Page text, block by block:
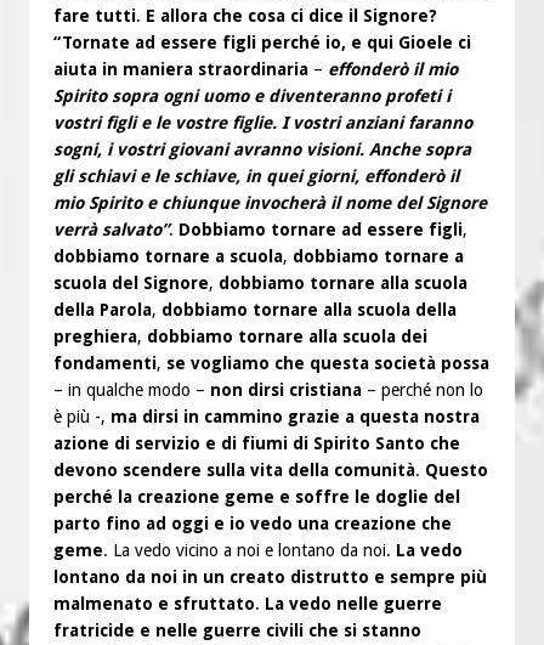
fare tutti. E allora che cosa ci dice il Signore?
“Tornate ad essere figli perché io, e qui Gioele ci
aiuta in maniera straordinaria – effonderò il mio
Spirito sopra ogni uomo e diventeranno profeti i
vostri figli e le vostre figlie. I vostri anziani faranno
sogni, i vostri giovani avranno visioni. Anche sopra
gli schiavi e le schiave, in quei giorni, effonderò il
mio Spirito e chiunque invocherà il nome del Signore
verrà salvato”. Dobbiamo tornare ad essere figli,
dobbiamo tornare a scuola, dobbiamo tornare a
scuola del Signore, dobbiamo tornare alla scuola
della Parola, dobbiamo tornare alla scuola della
preghiera, dobbiamo tornare alla scuola dei
fondamenti, se vogliamo che questa società possa
– in qualche modo – non dirsi cristiana – perché non lo
è più -, ma dirsi in cammino grazie a questa nostra
azione di servizio e di fiumi di Spirito Santo che
devono scendere sulla vita della comunità. Questo
perché la creazione geme e soffre le doglie del
parto fino ad oggi e io vedo una creazione che
geme. La vedo vicino a noi e lontano da noi. La vedo
lontano da noi in un creato distrutto e sempre più
malmenato e sfruttato. La vedo nelle guerre
fratricide e nelle guerre civili che si stanno